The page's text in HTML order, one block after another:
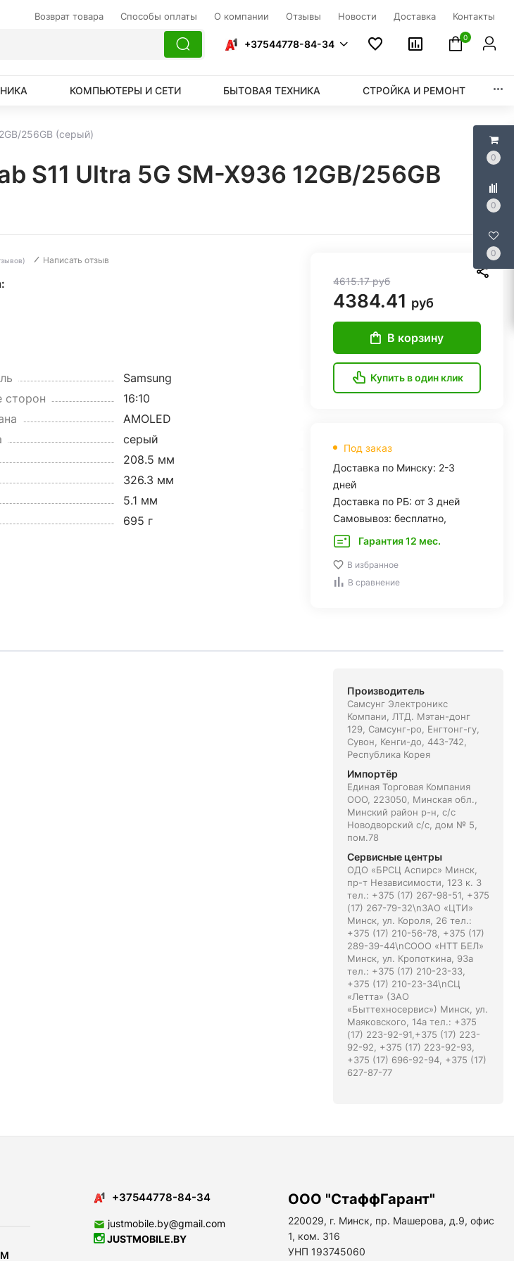
0
0
0
Возврат товара Способы оплаты О компании Отзывы Новости Доставка Контакты
+37544778-84-34
0
КОМПЬЮТЕРЫ И СЕТИ БЫТОВАЯ ТЕХНИКА СТРОЙКА И РЕМОНТ
256GB (серый)
S11 Ultra 5G SM-X936 12GB/256GB
Написать отзыв
Samsung
сторон
16:10
AMOLED
серый
208.5 мм
326.3 мм
5.1 мм
695 г
4615.17руб
4384.41 руб
В корзину
Купить в один клик
Под заказ
Доставка по Минску: 2-3
дней
Доставка по РБ: от 3 дней
Самовывоз: бесплатно,
Гарантия 12 мес.
В избранное
В сравнение
Производитель
Самсунг Электроникс
Компани, ЛТД. Мэтан-донг
129, Самсунг-ро, Енгтонг-гу,
Сувон, Кенги-до, 443-742,
Республика Корея
Импортёр
Единая Торговая Компания
ООО, 223050, Минская обл.,
Минский район р-н, с/с
Новодворский с/с, дом № 5,
пом.78
Сервисные центры
ОДО «БРСЦ Аспирс» Минск,
пр-т Независимости, 123 к. 3
тел.: +375 (17) 267-98-51, +375
(17) 267-79-32\nЗАО «ЦТИ»
Минск, ул. Короля, 26 тел.:
+375 (17) 210-56-78, +375 (17)
289-39-44\nСООО «НТТ БЕЛ»
Минск, ул. Кропоткина, 93а
тел.: +375 (17) 210-23-33,
+375 (17) 210-23-34\nСЦ
«Летта» (ЗАО
«Быттехносервис») Минск, ул.
Маяковского, 14а тел.: +375
(17) 223-92-91,+375 (17) 223-
92-92, +375 (17) 223-92-93,
+375 (17) 696-92-94, +375 (17)
627-87-77
+37544778-84-34
justmobile.by@gmail.com
JUSTMOBILE.BY
ООО "СтаффГарант"
220029, г. Минск, пр. Машерова, д.9, офис
1, ком. 316
УНП 193745060